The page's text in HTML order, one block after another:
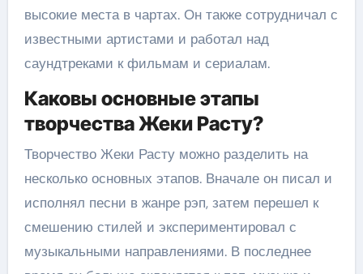
высокие места в чартах. Он также сотрудничал с
известными артистами и работал над
саундтреками к фильмам и сериалам.
Каковы основные этапы
творчества Жеки Расту?
Творчество Жеки Расту можно разделить на
несколько основных этапов. Вначале он писал и
исполнял песни в жанре рэп, затем перешел к
смешению стилей и экспериментировал с
музыкальными направлениями. В последнее